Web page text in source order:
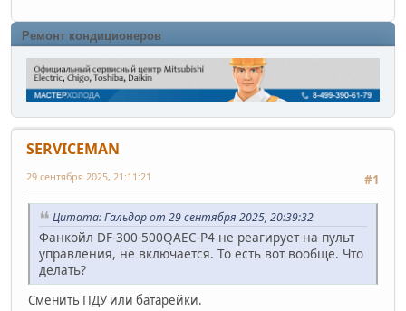
Ремонт кондиционеров
SERVICEMAN
#1
29 сентября 2025, 21:11:21
Цитата: Гальдор от 29 сентября 2025, 20:39:32
Фанкойл DF-300-500QAEC-P4 не реагирует на пульт
управления, не включается. То есть вот вообще. Что
делать?
Сменить ПДУ или батарейки.